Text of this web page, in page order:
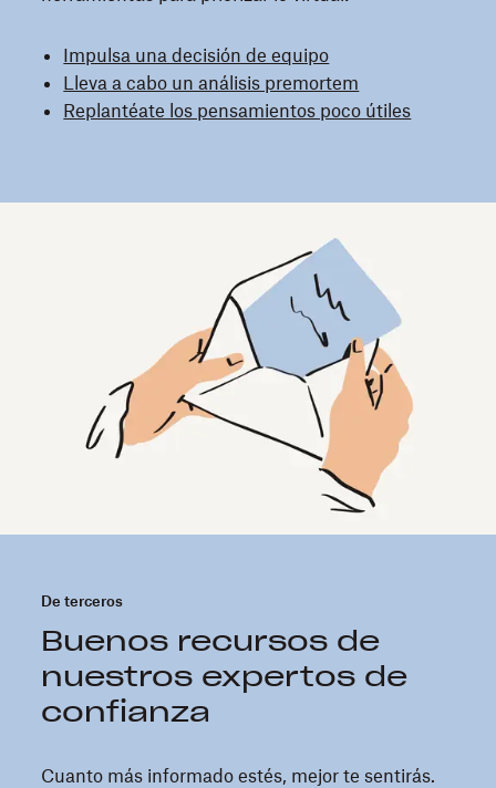
Impulsa una decisión de equipo
Lleva a cabo un análisis premortem
Replantéate los pensamientos poco útiles
De terceros
Buenos recursos de
nuestros expertos de
confianza
Cuanto más informado estés, mejor te sentirás.